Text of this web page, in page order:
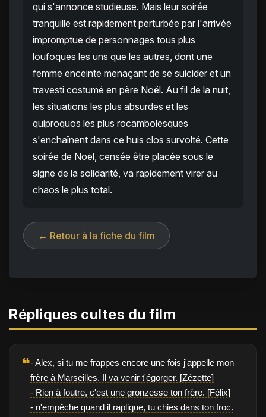
qui s'annonce studieuse. Mais leur soirée
tranquille est rapidement perturbée par l'arrivée
impromptue de personnages tous plus
loufoques les uns que les autres, dont une
femme enceinte menaçant de se suicider et un
travesti costumé en père Noël. Au fil de la nuit,
les situations les plus absurdes et les
quiproquos les plus rocambolesques
s'enchaînent dans ce huis clos survolté. Cette
soirée de Noël, censée être placée sous le
signe de la solidarité, va rapidement virer au
chaos le plus total.
← Retour à la fiche du film
Répliques cultes du film
❝- Alex, si tu me frappes encore une fois j'appelle mon
frère à Marseilles. Il va venir t'égorger. [Zézette]
- Rien à foutre, c'est une gronzesse ton frère. [Félix]
- n'empêche quand il raplique, tu chies dans ton froc.